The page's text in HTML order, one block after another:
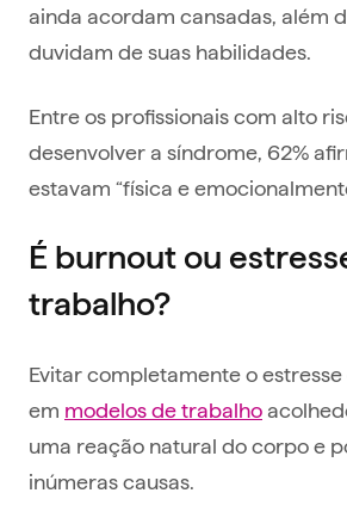
ainda acordam cansadas, além
duvidam de suas habilidades.
Entre os profissionais com alto
desenvolver a síndrome, 62%
estavam “física e
É burnout ou
trabalho?
Evitar completamente o
em modelos de trabalho
uma reação natural do corpo e
inúmeras causas.